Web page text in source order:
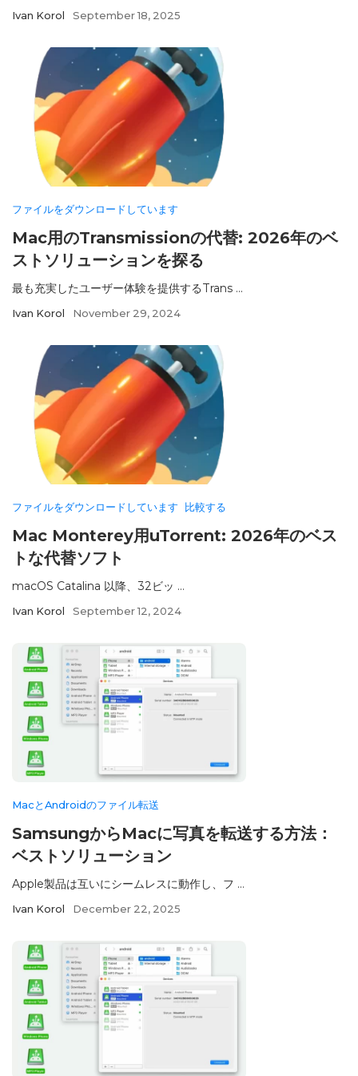
Ivan Korol September 18, 2025
ファイルをダウンロードしています
Mac用のTransmissionの代替: 2026年のベ
ストソリューションを探る
最も充実したユーザー体験を提供するTrans ...
Ivan Korol November 29, 2024
ファイルをダウンロードしています 比較する
Mac Monterey用uTorrent: 2026年のベス
トな代替ソフト
macOS Catalina 以降、32ビッ ...
Ivan Korol September 12, 2024
MacとAndroidのファイル転送
SamsungからMacに写真を転送する方法：
ベストソリューション
Apple製品は互いにシームレスに動作し、フ ...
Ivan Korol December 22, 2025